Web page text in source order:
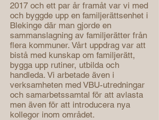
2017 och ett par år framåt var vi med
och byggde upp en familjerättsenhet i
Blekinge där man gjorde en
sammanslagning av familjerätter från
flera kommuner. Vårt uppdrag var att
bistå med kunskap om familjerätt,
bygga upp rutiner, utbilda och
handleda. Vi arbetade även i
verksamheten med VBU-utredningar
och samarbetssamtal för att avlasta
men även för att introducera nya
kollegor inom området.